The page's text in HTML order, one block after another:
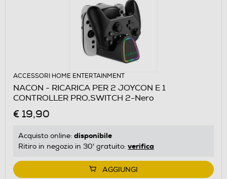
ACCESSORI HOME ENTERTAINMENT
NACON - RICARICA PER 2 JOYCON E 1
CONTROLLER PRO,SWITCH 2-Nero
€ 19,90
Acquisto online: disponibile
Ritiro in negozio in 30' gratuito: verifica
AGGIUNGI